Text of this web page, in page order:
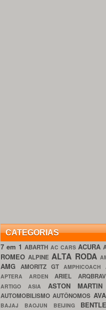
CATEGORIAS
7 em 1ABARTH AC CARS ACURA
ROMEOALPINEALTA RODA
AMG AMORITZ GT AMPHICOACH
APTERA ARDEN ARIEL
ARTIGO ASIA ASTON
AUTOMOBILISMOAUTÔNOMOS
BAJAJ BAOJUN BEIJING